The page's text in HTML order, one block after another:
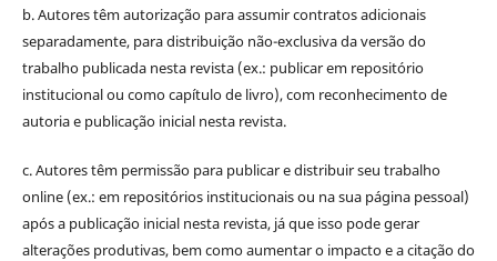
b. Autores têm autorização para assumir contratos adicionais
separadamente, para distribuição não-exclusiva da versão do
trabalho publicada nesta revista (ex.: publicar em repositório
institucional ou como capítulo de livro), com reconhecimento de
autoria e publicação inicial nesta revista.
c. Autores têm permissão para publicar e distribuir seu trabalho
online (ex.: em repositórios institucionais ou na sua página pessoal)
após a publicação inicial nesta revista, já que isso pode gerar
alterações produtivas, bem como aumentar o impacto e a citação do